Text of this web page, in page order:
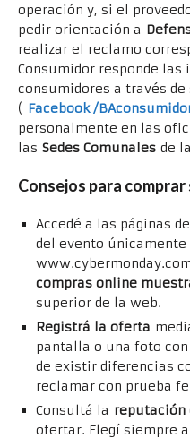
operación y, si el
pedir orientación a
realizar el reclamo
Consumidor responde las
consumidores a través
( Facebook /
personalmente en las
las Sedes Comunales de
Consejos para comprar
Accedé a las páginas
del evento únicamente
compras online
superior de la web.
Registrá la oferta
pantalla o una foto
de existir diferencias
reclamar con prueba
Consultá la reputación
ofertar. Elegí siempre